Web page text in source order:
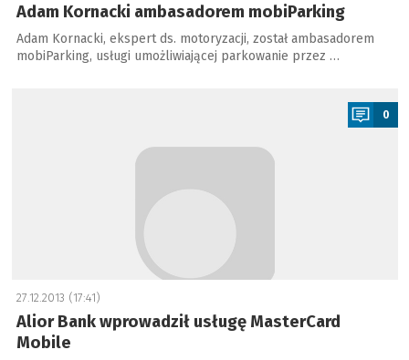
Adam Kornacki ambasadorem mobiParking
Adam Kornacki, ekspert ds. motoryzacji, został ambasadorem
mobiParking, usługi umożliwiającej parkowanie przez …
0
27.12.2013 (17:41)
Alior Bank wprowadził usługę MasterCard
Mobile